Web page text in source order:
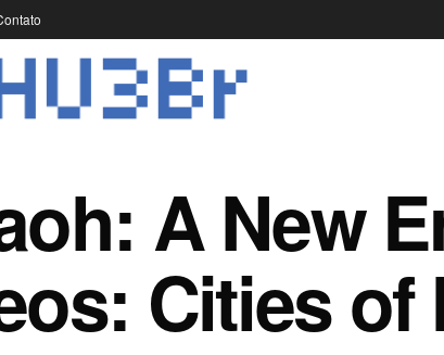
A New
Cities of